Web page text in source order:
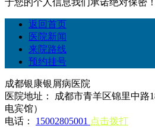
于您的个人信息我们承诺绝对保密
返回首页
医院新闻
来院路线
预约挂号
成都银康银屑病医院
医院地址： 成都市青羊区锦里中路
电宾馆）
电话： 15002805001 点击拨打